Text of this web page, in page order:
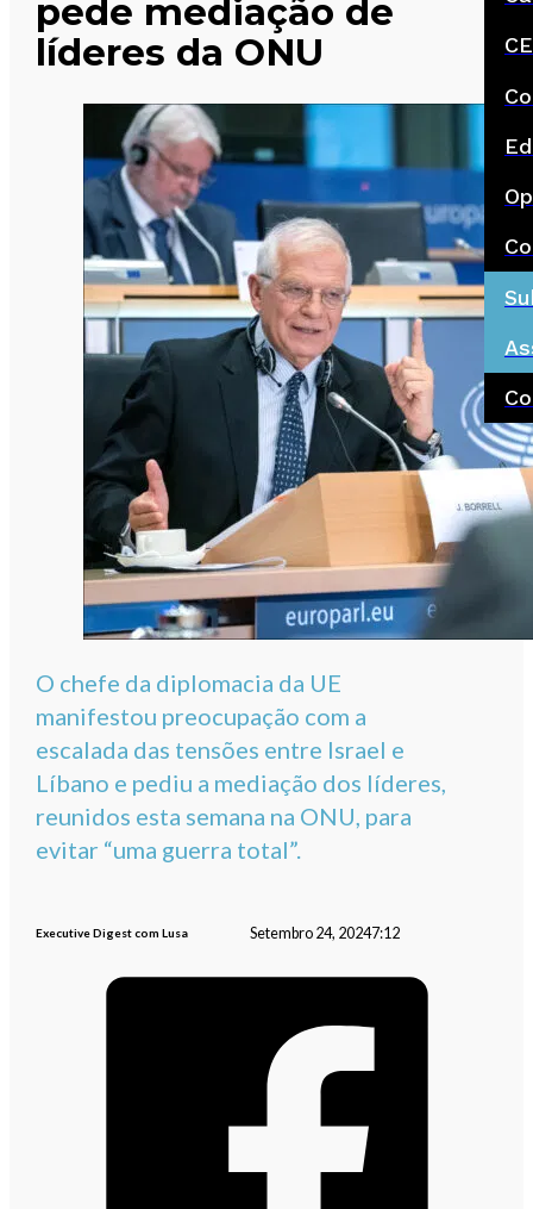
pede mediação de
líderes da ONU
O chefe da diplomacia da UE
manifestou preocupação com a
escalada das tensões entre Israel e
Líbano e pediu a mediação dos líderes,
reunidos esta semana na ONU, para
evitar “uma guerra total”.
Executive Digest com Lusa Setembro 24, 20247:12